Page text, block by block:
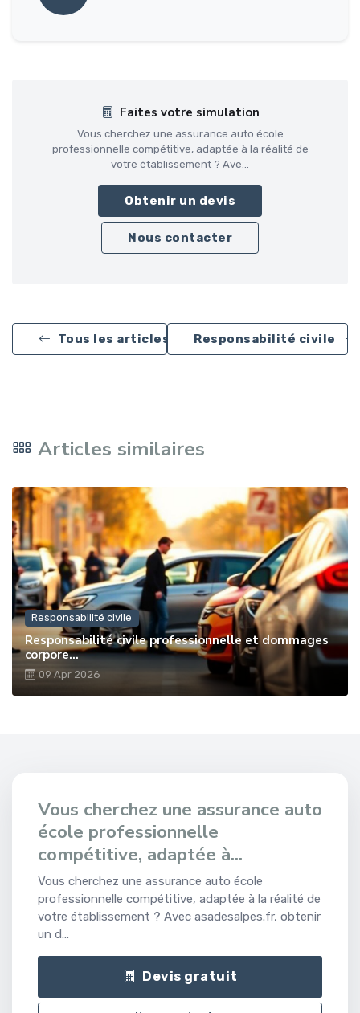
Faites votre simulation
Vous cherchez une assurance auto école
professionnelle compétitive, adaptée à la réalité de
votre établissement ? Ave...
Obtenir un devis
Nous contacter
Tous les articles Responsabilité civile
Articles similaires
Responsabilité civile
Responsabilité civile professionnelle et dommages
corpore...
09 Apr 2026
Vous cherchez une assurance auto
école professionnelle
compétitive, adaptée à...
Vous cherchez une assurance auto école
professionnelle compétitive, adaptée à la réalité de
votre établissement ? Avec asadesalpes.fr, obtenir
un d...
Devis gratuit